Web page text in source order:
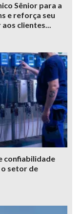
Sênior para a
e reforça seu
clientes...
confiabilidade
setor de